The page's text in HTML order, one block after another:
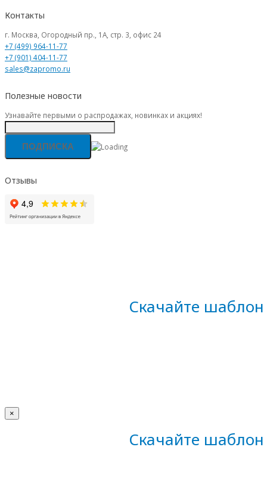
Контакты
г. Москва, Огородный пр., 1А, стр. 3, офис 24
+7 (499) 964-11-77
+7 (901) 404-11-77
sales@zapromo.ru
Полезные новости
Узнавайте первыми о распродажах, новинках и акциях!
Отзывы
Скачайте
×
Скачайте